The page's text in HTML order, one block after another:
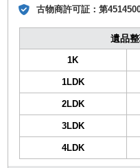
古物商許可証：第
遺品
1K
1LDK
2LDK
3LDK
4LDK